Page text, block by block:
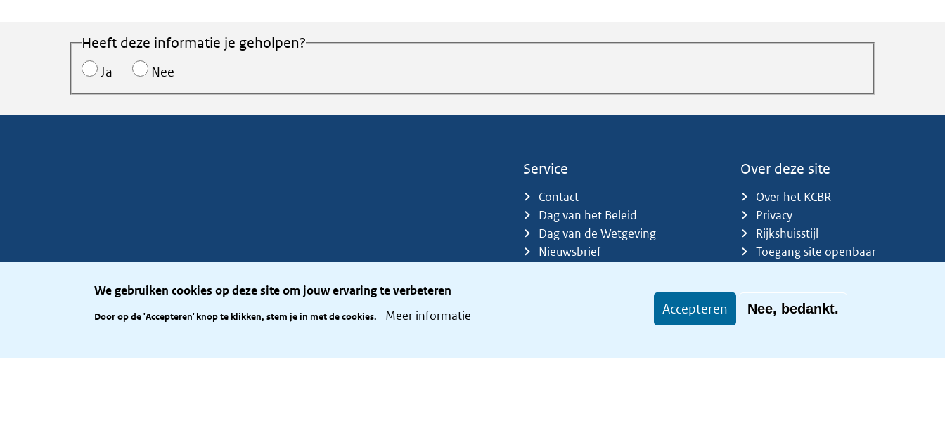
We gebruiken cookies op deze site om jouw ervaring te verbeteren
Door op de 'Accepteren' knop te klikken, stem je in met de cookies. Meer informatie Accepteren Nee, bedankt.
Heeft deze informatie je geholpen?
Ja Nee
Service
Contact
Dag van het Beleid
Dag van de Wetgeving
Nieuwsbrief
Over deze site
Over het KCBR
Privacy
Rijkshuisstijl
Toegang site openbaar